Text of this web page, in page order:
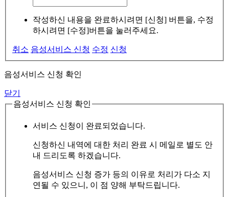
작성하신 내용을 완료하시려면 [신청] 버튼을, 수정
하시려면 [수정]버튼을 눌러주세요.
취소 음성서비스 신청 수정 신청
음성서비스 신청 확인
닫기
음성서비스 신청 확인
서비스 신청이 완료되었습니다.
신청하신 내역에 대한 처리 완료 시 메일로 별도 안
내 드리도록 하겠습니다.
음성서비스 신청 증가 등의 이유로 처리가 다소 지
연될 수 있으니, 이 점 양해 부탁드립니다.